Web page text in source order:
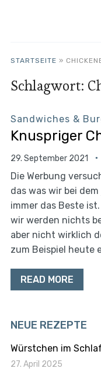
STARTSEITE »
Schlagwort:
Sandwiches &
Knuspriger
29. September 2021
Die Werbung
das was wir bei
immer das Beste
wir werden nichts
aber nicht wirklich
zum Beispiel heute
READ MORE
NEUE REZEPTE
Würstchen im
27. April 2025